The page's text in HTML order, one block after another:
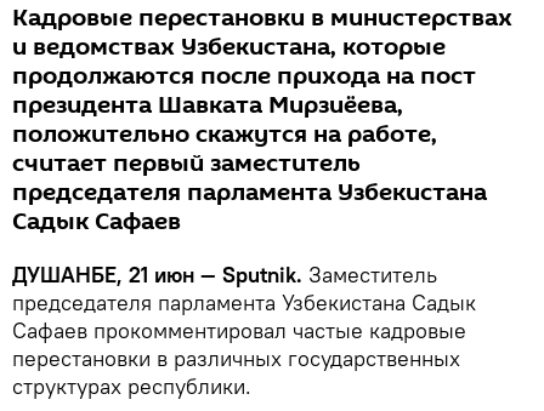
Кадровые перестановки в министерствах
и ведомствах Узбекистана, которые
продолжаются после прихода на пост
президента Шавката Мирзиёева,
положительно скажутся на работе,
считает первый заместитель
председателя парламента Узбекистана
Садык Сафаев
ДУШАНБЕ, 21 июн — Sputnik. Заместитель
председателя парламента Узбекистана Садык
Сафаев прокомментировал частые кадровые
перестановки в различных государственных
структурах республики.